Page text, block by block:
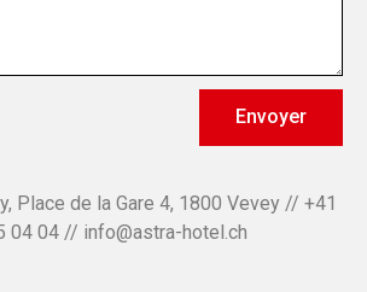
Envoyer
Place de la Gare 4, 1800 Vevey // +41
04 04 // info@astra-hotel.ch